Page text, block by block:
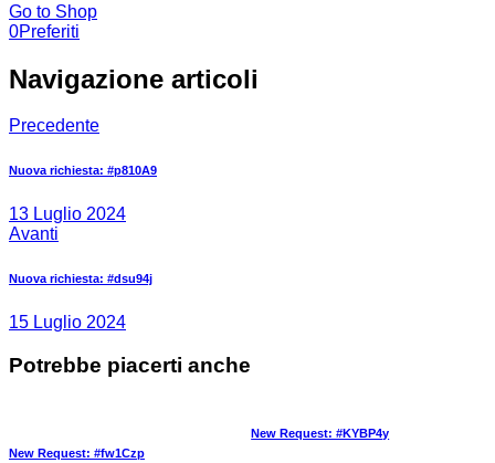
Go to Shop
0Preferiti
Navigazione articoli
Precedente
Nuova richiesta: #p810A9
13 Luglio 2024
Avanti
Nuova richiesta: #dsu94j
15 Luglio 2024
Potrebbe piacerti anche
New Request: #fw1Czp
New Request: #KYBP4y